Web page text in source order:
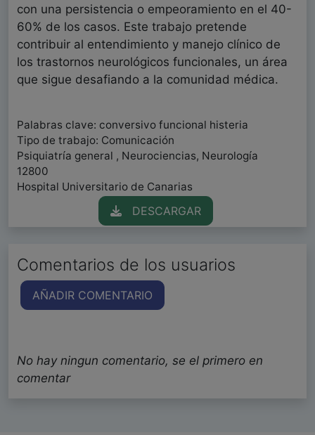
con una persistencia o empeoramiento en el 40-
60% de los casos. Este trabajo pretende
contribuir al entendimiento y manejo clínico de
los trastornos neurológicos funcionales, un área
que sigue desafiando a la comunidad médica.
Palabras clave: conversivo funcional histeria
Tipo de trabajo: Comunicación
Psiquiatría general , Neurociencias, Neurología
12800
Hospital Universitario de Canarias
DESCARGAR
Comentarios de los usuarios
AÑADIR COMENTARIO
No hay ningun comentario, se el primero en
comentar